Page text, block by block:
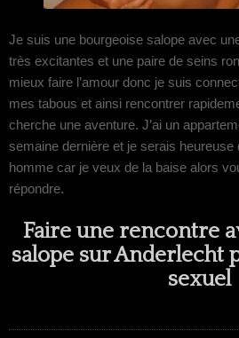
Je suis une bourgeoise salope avec
très excitantes et une paire de seins
mieux faire l’amour donc je suis
mes tabous et ainsi rencontrer
cherche une aventure. J’ai un
semaine dernière et je serais heureuse
homme car je veux de la baise alors
répondre.
Faire une rencontre
salope sur Anderlecht
sexuel